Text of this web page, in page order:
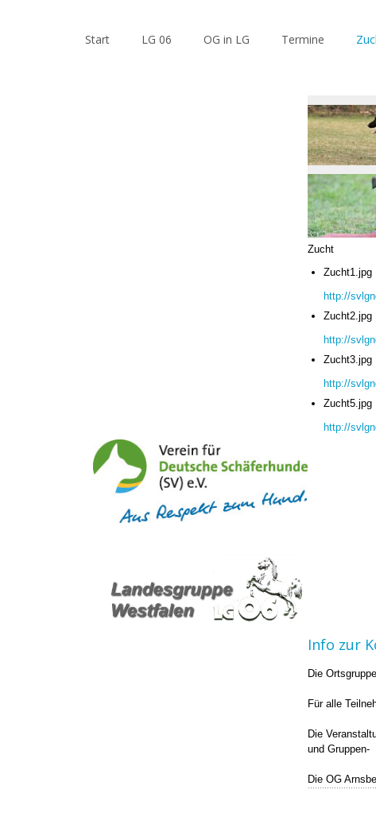
Start LG 06 OG in LG Termine
Zucht
Zucht1.jpg
http://
Zucht2.jpg
http://
Zucht3.jpg
http://
Zucht5.jpg
http://
Info zur
Die
Für alle
Die
und Gruppen-
Die OG